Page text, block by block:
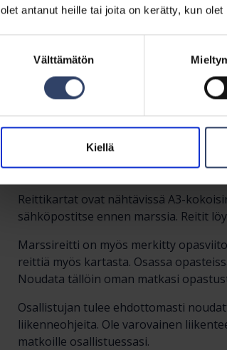
olet antanut heille tai joita on kerätty, kun
Välttämätön
Kiellä
Järvenpääntie-Järvenpääntien
Suorannankatu-Hakalantie-
Sibeliuksenväylä-Rantapuisto-
Vanha Siltalantie-Vanhankyläntien
Kaurapellontie-Rantamontie-
Envallinkuja-Turaniementie-
Pähkinämäentien ylitys-pihatie
urheilukeskus.
Reittikartat ovat nähtävissä A3-
sähköpostitse ennen marssia. Reitit
Marssireitti on myös merkitty
reittiä myös kartasta. Osassa
Noudata tällöin oman matkasi
Osallistujan tulee ehdottomasti
liikenneohjeita. Ole varovainen
matkoille osallistuessasi.